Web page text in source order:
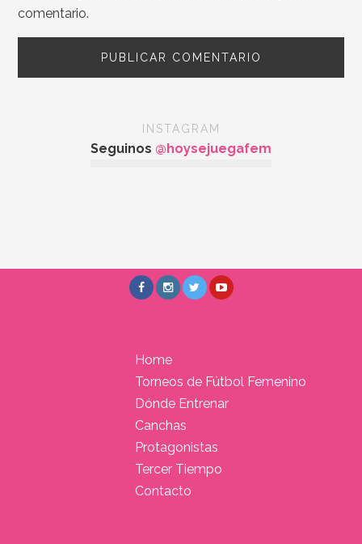
comentario.
INSTAGRAM
Seguinos @hoysejuegafem
Home
Torneos de Fútbol Femenino
Dónde Entrenar
Canchas
Protagonistas
Tercer Tiempo
Contacto